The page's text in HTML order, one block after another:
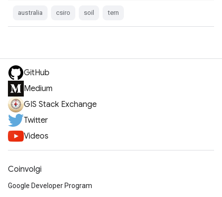
australia csiro soil tern
GitHub
Medium
GIS Stack Exchange
Twitter
Videos
Coinvolgi
Google Developer Program